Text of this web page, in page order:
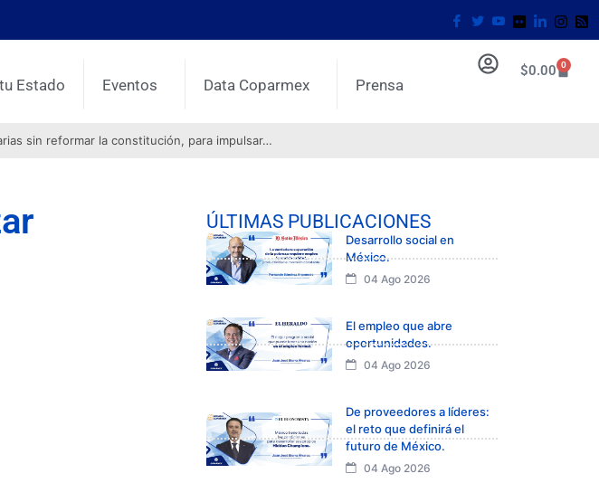
Estado Eventos Data Coparmex Prensa
$0.00 0
sin reformar la constitución, para impulsar…
ÚLTIMAS PUBLICACIONES
Desarrollo social en
México.
04 Ago 2026
El empleo que abre
oportunidades.
04 Ago 2026
De proveedores a líderes:
el reto que definirá el
futuro de México.
04 Ago 2026